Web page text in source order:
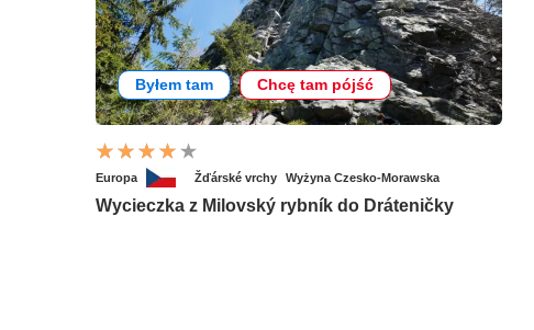
Byłem tam Chcę tam pójść
Europa Žďárské vrchy Wyżyna Czesko-Morawska
Wycieczka z Milovský rybník do Dráteničky